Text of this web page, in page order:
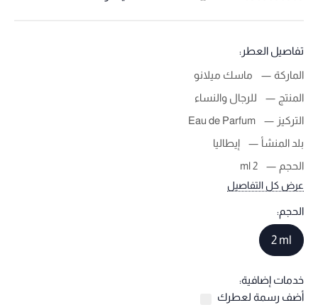
تفاصيل العطر:
الماركة
ماسك ميلانو
المنتج
للرجال والنساء
التركيز
Eau de Parfum
بلد المنشأ
إيطاليا
الحجم
2 ml
عرض كل التفاصيل
الحجم:
2 ml
خدمات إضافية:
أضف رسمة لعطرك